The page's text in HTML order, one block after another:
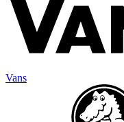
Vans